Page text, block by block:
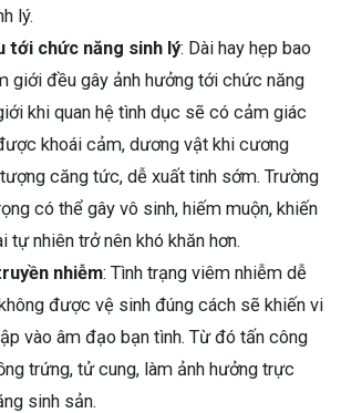
lý.
tới chức năng sinh lý: Dài hay hẹp bao
giới đều gây ảnh hưởng tới chức năng
khi quan hệ tình dục sẽ có cảm giác
khoái cảm, dương vật khi cương
căng tức, dễ xuất tinh sớm. Trường
có thể gây vô sinh, hiếm muộn, khiến
tự nhiên trở nên khó khăn hơn.
nhiễm: Tình trạng viêm nhiễm dễ
được vệ sinh đúng cách sẽ khiến vi
vào âm đạo bạn tình. Từ đó tấn công
trứng, tử cung, làm ảnh hưởng trực
sinh sản.